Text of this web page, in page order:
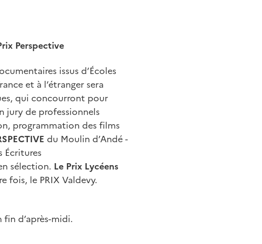
Perspective
issus d’Écoles
et à l’étranger sera
qui concourront pour
jury de professionnels
programmation des films
du Moulin d’Andé -
Écritures
sélection. Le Prix Lycéens
fois, le PRIX Valdevy.
d’après-midi.